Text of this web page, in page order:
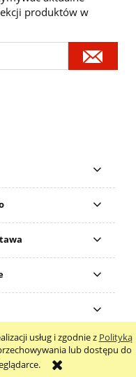
usług i zgodnie z Polityką
lub dostępu do
produktów w
strony